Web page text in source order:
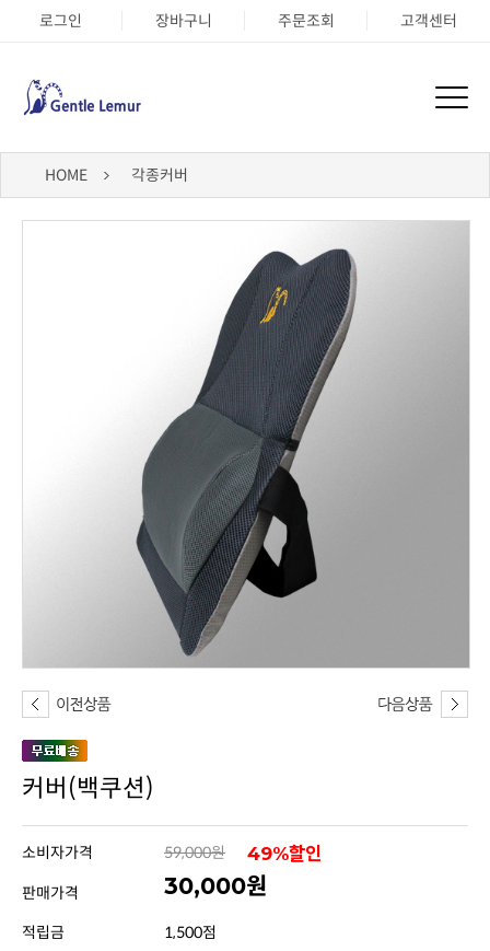
로그인 장바구니 주문조회 고객센터
HOME 각종커버
커버(백쿠션)
소비자가격 59,000원 49%할인
판매가격 30,000원
적립금
1,500점